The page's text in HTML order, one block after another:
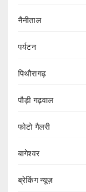
नैनीताल
पर्यटन
पिथौरागढ़
पौड़ी गढ़वाल
फोटो गैलरी
बागेश्वर
ब्रेकिंग न्यूज़